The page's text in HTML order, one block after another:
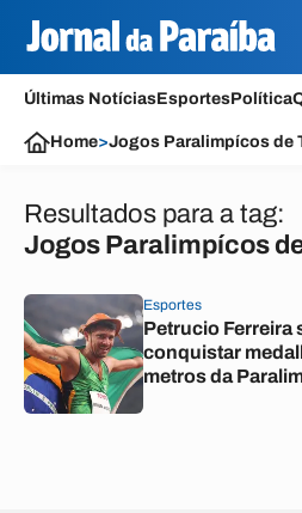
Últimas NotíciasEsportesPolítica
Home>Jogos Paralimpícos de
Resultados para a tag:
Jogos Paralimpícos
Esportes
Petrucio Ferreira
conquistar
metros da